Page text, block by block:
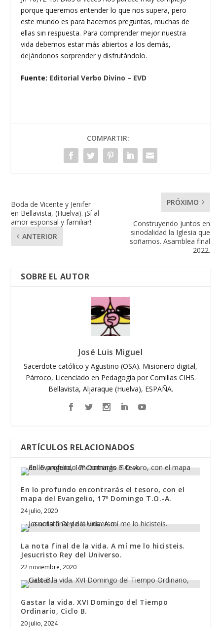
porque queremos entender lo que nos supera, pero
este mundo es para hacernos preguntas, muchas de
ellas sin respuesta. Para comprender mejor nuestra
vida debemos estar más abiertos a los demás,
dejándonos sorprender y disfrutándolo.
Fuente: Editorial Verbo Divino – EVD
COMPARTIR:
Boda de Vicente y Jenifer
en Bellavista, (Huelva). ¡Sí al
amor esponsal y familiar!
ANTERIOR
PRÓXIMO
Construyendo juntos en
sinodalidad la Iglesia que
soñamos. Asamblea final
2022.
SOBRE EL AUTOR
José Luis Miguel
Sacerdote católico y Agustino (OSA). Misionero digital,
Párroco, Licenciado en Pedagogía por Comillas CIHS.
Bellavista, Aljaraque (Huelva), ESPAÑA.
ARTÍCULOS RELACIONADOS
En lo profundo encontrarás el tesoro, con el
mapa del Evangelio, 17º Domingo T.O.-A.
24 julio, 2020
La nota final de la vida. A mí me lo hicisteis.
Jesucristo Rey del Universo.
22 noviembre, 2020
Gastar la vida. XVI Domingo del Tiempo
Ordinario, Ciclo B.
20 julio, 2024